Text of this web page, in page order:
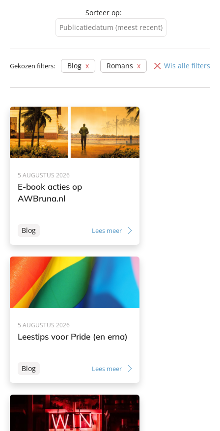
Sorteer op:
Publicatiedatum (meest recent)
Publicatiedatum (minst
Gekozen filters: Blog Romans Wis alle filters
5 AUGUSTUS 2026
E-book acties op
AWBruna.nl
Blog Lees meer
5 AUGUSTUS 2026
Leestips voor Pride (en erna)
Blog Lees meer